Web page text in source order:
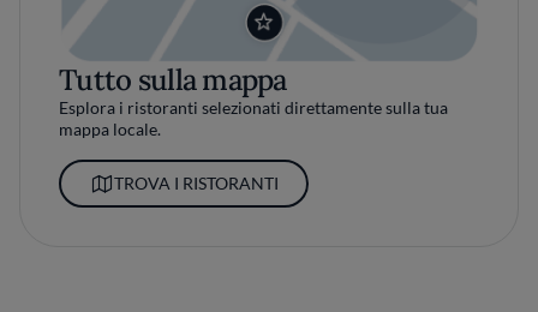
Tutto sulla mappa
Esplora i ristoranti selezionati direttamente sulla tua
mappa locale.
TROVA I RISTORANTI